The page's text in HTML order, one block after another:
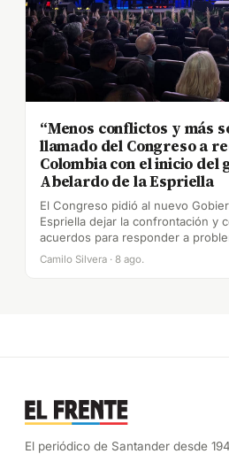
“Menos conflictos y más
llamado del Congreso a
Colombia con el inicio del
Abelardo de la Espriella
El Congreso pidió al nuevo
Espriella dejar la confrontación y
acuerdos para responder a
Camilo Silvera · 8 ago.
El periódico de Santander desde